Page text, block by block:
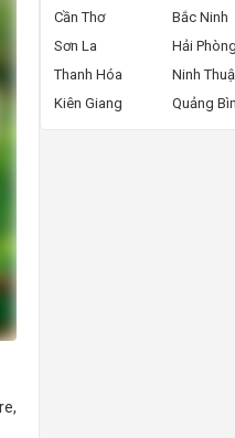
Cần Thơ
Bắc Ninh
Sơn La
Hải Phòng
Thanh Hóa
Ninh
Kiên Giang
Quảng